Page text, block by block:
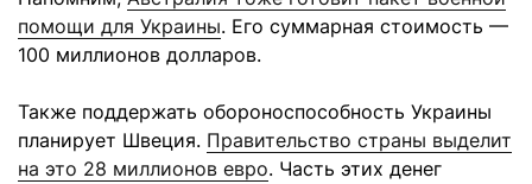
помощи для Украины. Его суммарная стоимость —
100 миллионов долларов.
Также поддержать обороноспособность Украины
планирует Швеция. Правительство страны выделит
на это 28 миллионов евро. Часть этих денег